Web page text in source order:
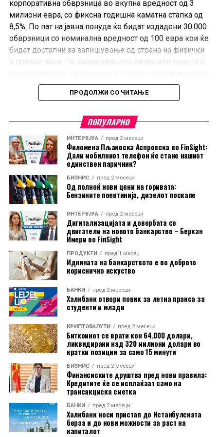
корпоративна обврзница во вкупна вредност од 3
милиони евра, со фиксна годишна каматна стапка од
8,5%. По пат на јавна понуда ќе бидат издадени 30.000
обврзници со номинална вредност од 100 евра кои ќе
бидат достапни за запишување од страна на физички
и правни лица. По завршувањето на јавната понуда и
бидат достапни за тргување на Македонската берза, а
инвеститорите ќе имаат можност да побараат реоткуп
согласно условите наПроспектот.
Во изминатите години, Иуте Македонија бележи
континуиран раст на кредитното портфолио и
деловните активности, што природно ја наметнува
потребата од понатамошна диверзификација на
изворите на финансирање. Досега, компанијата
најголемиот дел од средствата ги обезбедуваше
преку поддршката од матичната компанија Иуте
Естонија, сопствените приходи од кредитната
активност и други локални извори на средства,
„Влегувањето на пазарот на капитал e важна
пресвртница во развојот на Иуте Македонија, чекор
кој има за цел да обезбеди поголема
диверзификација на изворите на финансирање и
оптимизација на трошоците за финансирање на
ПРОДОЛЖИ СО ЧИТАЊЕ
ПОПУЛАРНО
ИНТЕРВЈУА пред 2 месеци
Филомена Пљакоска Аспровска во FinSight:
Дали мобилниот телефон ќе стане нашиот
единствен паричник?
БИЗНИС пред 2 месеци
Од полноќ нови цени на горивата:
Бензините поевтинија, дизелот поскапе
ИНТЕРВЈУА пред 2 месеци
Дигитализацијата и довербата се
двигатели на новото банкарство – Беркан
Имери во FinSight
ПРОДУКТИ пред 1 месец
Иднината на банкарството е во доброто
корисничко искуство
БАНКИ пред 2 месеци
Халкбанк отвори повик за летна пракса за
студенти и млади
КРИПТОВАЛУТИ пред 2 месеци
Биткоинот се врати кон 64.000 долари,
ликвидирани над 320 милиони долари во
кратки позиции за само 15 минути
БИЗНИС пред 2 месеци
Финансиските друштва пред нови правила:
Кредитите ќе се исплаќаат само на
трансакциска сметка
БАНКИ пред 2 месеци
Халкбанк носи пристап до Истанбулската
берза и до нови можности за раст на
капиталот